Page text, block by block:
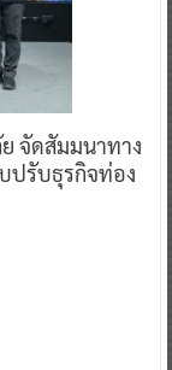
จัดสัมมนาทาง
ปรับธุรกิจท่อง